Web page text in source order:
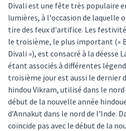
Divali est une fête très populaire
lumières, à l'occasion de laquelle
tire des feux d'artifice. Les
le troisième, le plus important («
Divali »), est consacré à la déesse
étant associés à différentes
troisième jour est aussi le dernier
hindou Vikram, utilisé dans le
début de la nouvelle année
d’Annakut dans le nord de l'Inde.
coïncide pas avec le début de la